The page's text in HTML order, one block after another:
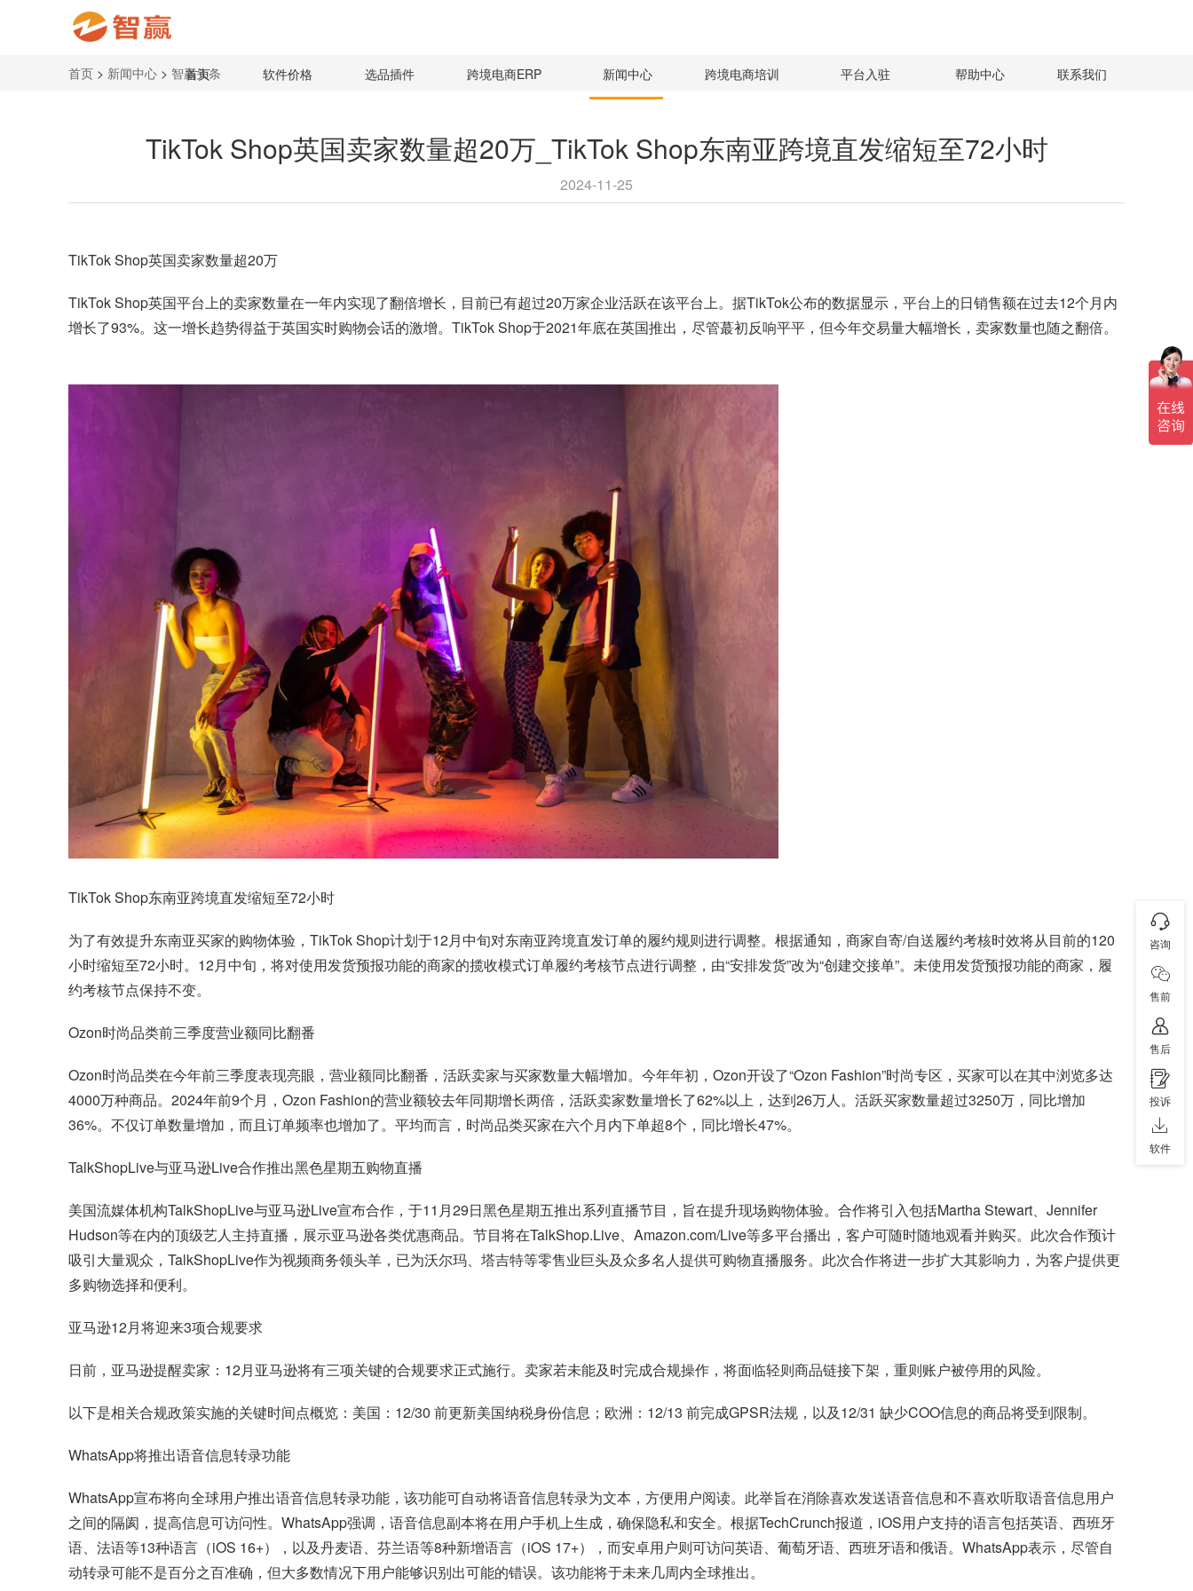
首页 软件价格 选品插件 跨境电商ERP 新闻中心 跨境电商培训 平台入驻 帮助中心 联系我们
首页 > 新闻中心 > 智赢头条
TikTok Shop英国卖家数量超20万_TikTok Shop东南亚跨境直发缩短至72小时
2024-11-25
TikTok Shop英国卖家数量超20万
TikTok Shop英国平台上的卖家数量在一年内实现了翻倍增长，目前已有超过20万家企业活跃在该平台上。据TikTok公布的数据显示，平台上的日销售额在过去12个月内
增长了93%。这一增长趋势得益于英国实时购物会话的激增。TikTok Shop于2021年底在英国推出，尽管蕞初反响平平，但今年交易量大幅增长，卖家数量也随之翻倍。
TikTok Shop东南亚跨境直发缩短至72小时
为了有效提升东南亚买家的购物体验，TikTok Shop计划于12月中旬对东南亚跨境直发订单的履约规则进行调整。根据通知，商家自寄/自送履约考核时效将从目前的120
小时缩短至72小时。12月中旬，将对使用发货预报功能的商家的揽收模式订单履约考核节点进行调整，由“安排发货”改为“创建交接单”。未使用发货预报功能的商家，履
约考核节点保持不变。
Ozon时尚品类前三季度营业额同比翻番
Ozon时尚品类在今年前三季度表现亮眼，营业额同比翻番，活跃卖家与买家数量大幅增加。今年年初，Ozon开设了“Ozon Fashion”时尚专区，买家可以在其中浏览多达
4000万种商品。2024年前9个月，Ozon Fashion的营业额较去年同期增长两倍，活跃卖家数量增长了62%以上，达到26万人。活跃买家数量超过3250万，同比增加
36%。不仅订单数量增加，而且订单频率也增加了。平均而言，时尚品类买家在六个月内下单超8个，同比增长47%。
TalkShopLive与亚马逊Live合作推出黑色星期五购物直播
美国流媒体机构TalkShopLive与亚马逊Live宣布合作，于11月29日黑色星期五推出系列直播节目，旨在提升现场购物体验。合作将引入包括Martha Stewart、Jennifer
Hudson等在内的顶级艺人主持直播，展示亚马逊各类优惠商品。节目将在TalkShop.Live、Amazon.com/Live等多平台播出，客户可随时随地观看并购买。此次合作预计
吸引大量观众，TalkShopLive作为视频商务领头羊，已为沃尔玛、塔吉特等零售业巨头及众多名人提供可购物直播服务。此次合作将进一步扩大其影响力，为客户提供更
多购物选择和便利。
亚马逊12月将迎来3项合规要求
日前，亚马逊提醒卖家：12月亚马逊将有三项关键的合规要求正式施行。卖家若未能及时完成合规操作，将面临轻则商品链接下架，重则账户被停用的风险。
以下是相关合规政策实施的关键时间点概览：美国：12/30 前更新美国纳税身份信息；欧洲：12/13 前完成GPSR法规，以及12/31 缺少COO信息的商品将受到限制。
WhatsApp将推出语音信息转录功能
WhatsApp宣布将向全球用户推出语音信息转录功能，该功能可自动将语音信息转录为文本，方便用户阅读。此举旨在消除喜欢发送语音信息和不喜欢听取语音信息用户
之间的隔阂，提高信息可访问性。WhatsApp强调，语音信息副本将在用户手机上生成，确保隐私和安全。根据TechCrunch报道，iOS用户支持的语言包括英语、西班牙
语、法语等13种语言（iOS 16+），以及丹麦语、芬兰语等8种新增语言（iOS 17+），而安卓用户则可访问英语、葡萄牙语、西班牙语和俄语。WhatsApp表示，尽管自
动转录可能不是百分之百准确，但大多数情况下用户能够识别出可能的错误。该功能将于未来几周内全球推出。
咨询
售前
售后
投诉
软件